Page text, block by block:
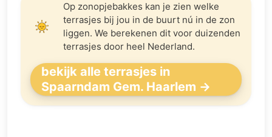
Op zonopjebakkes kan je zien welke
terrasjes bij jou in de buurt nú in de zon
liggen. We berekenen dit voor duizenden
terrasjes door heel Nederland.
bekijk alle terrasjes in
Spaarndam Gem. Haarlem →